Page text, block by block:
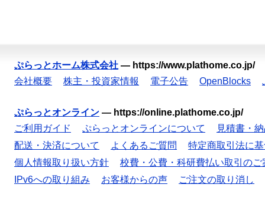
ぷらっとホーム株式会社 — https://www.plathome.co.jp/
会社概要
株主・投資家情報 電子公告 OpenBlocks
ぷらっとオンライン — https://online.plathome.co.jp/
ご利用ガイド
ぷらっとオンラインについて
見積書・
配送・決済について
よくあるご質問
特定商取引法に
個人情報取り扱い方針
校費・公費・科研費払い取引のご
IPv6への取り組み
お客様からの声 ご注文の取り消し